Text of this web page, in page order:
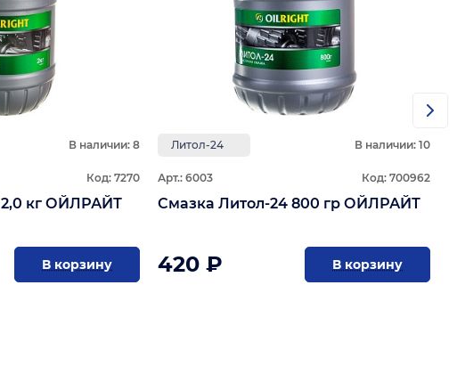
В наличии: 8
Код: 7270
Смазка Литол-24 2,0 кг ОЙЛРАЙТ
В корзину
Литол-24 В наличии: 10
Арт.: 6003 Код: 700962
Смазка Литол-24 800 гр ОЙЛРАЙТ
420 ₽ В корзину